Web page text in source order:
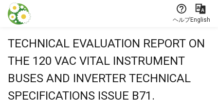
本文に飛ぶ
ヘルプEnglish
TECHNICAL EVALUATION REPORT ON
THE 120 VAC VITAL INSTRUMENT
BUSES AND INVERTER TECHNICAL
SPECIFICATIONS ISSUE B71.